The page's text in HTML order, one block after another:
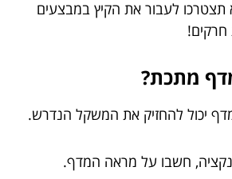
לעבור את הקיץ במבצעים
חרקים!
מתכת?
יכול להחזיק את המשקל הנדרש.
חשבו על מראה המדף.